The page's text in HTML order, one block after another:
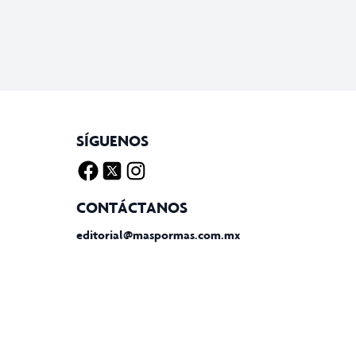
SÍGUENOS
CONTÁCTANOS
editorial@maspormas.com.mx